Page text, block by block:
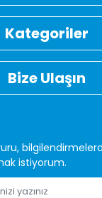
Kategoriler
Bize Ulaşın
istiyorum.